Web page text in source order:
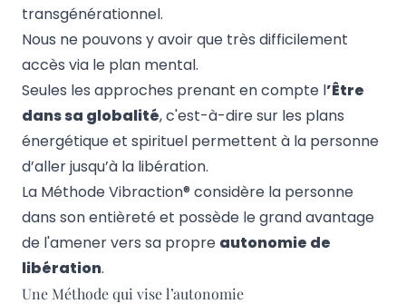
transgénérationnel.
Nous ne pouvons y avoir que très difficilement
accès via le plan mental.
Seules les approches prenant en compte l’Être
dans sa globalité, c'est-à-dire sur les plans
énergétique et spirituel permettent à la personne
d’aller jusqu’à la libération.
La Méthode Vibraction® considère la personne
dans son entièreté et possède le grand avantage
de l'amener vers sa propre autonomie de
libération.
Une Méthode qui vise l’autonomie